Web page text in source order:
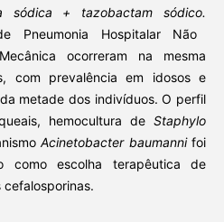
sódica + tazobactam sódico.
Pneumonia Hospitalar Não
ocorreram na mesma
com prevalência em idosos e
metade dos indivíduos. O perfil
hemocultura deStaphylo
Acinetobacter baumannifoi
como escolha terapêutica de